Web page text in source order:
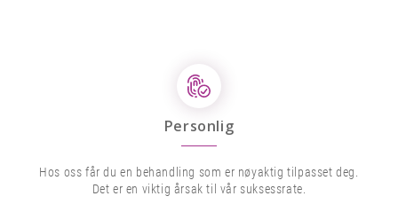
Personlig
Hos oss får du en behandling som er nøyaktig tilpasset deg.
Det er en viktig årsak til vår suksessrate.